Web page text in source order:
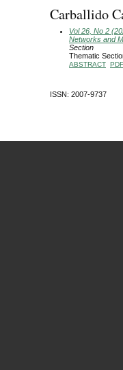
Carballido
Vol 26, No 2
Networks and
Section
Thematic
ABSTRACT PDF
ISSN: 2007-9737